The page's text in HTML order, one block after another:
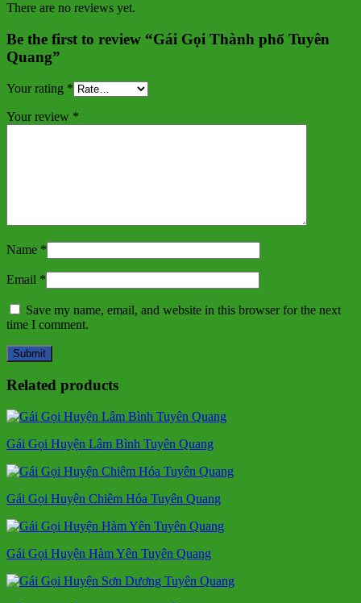
There are no reviews yet.
Be the first to review “Gái Gọi Thành phố Tuyên
Quang”
Your rating *
Your review *
Name *
Email *
Save my name, email, and website in this browser for the next
time I comment.
Related products
Gái Gọi Huyện Lâm Bình Tuyên Quang
Gái Gọi Huyện Chiêm Hóa Tuyên Quang
Gái Gọi Huyện Hàm Yên Tuyên Quang